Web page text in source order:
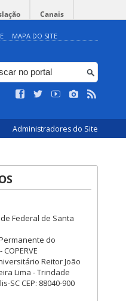
Canais
MAPA DO SITE
Administradores do Site
Federal de Santa
do
Reitor João
Lima - Trindade
SC CEP: 88040-900